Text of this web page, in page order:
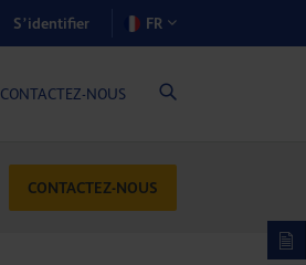
S’identifier FR
CONTACTEZ-NOUS
CONTACTEZ-NOUS